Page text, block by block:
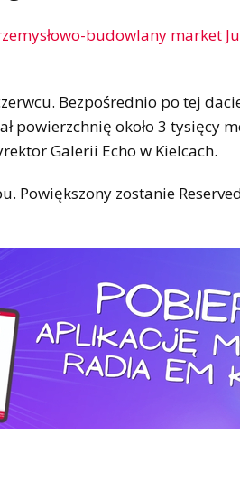
budowlany market
Bezpośrednio po tej
powierzchnię około 3 tysięcy
Galerii Echo w Kielcach.
Powiększony zostanie